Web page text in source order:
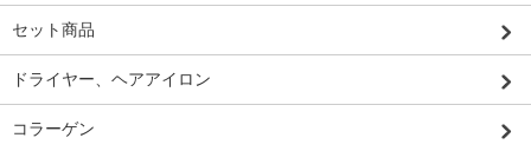
セット商品
ドライヤー、ヘアアイロン
コラーゲン